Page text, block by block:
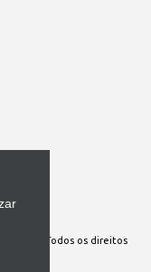
de mim. Todos os direitos